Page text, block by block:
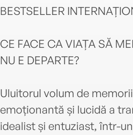
BESTSELLER
CE FACE CA VIAȚA SĂ
NU E DEPARTE?
Uluitorul volum de
emoționantă și lucidă a
idealist și entuziast, într-